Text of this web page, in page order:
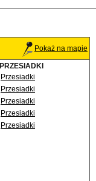
Pokaż na mapie
PRZESIADKI
Przesiadki
Przesiadki
Przesiadki
Przesiadki
Przesiadki